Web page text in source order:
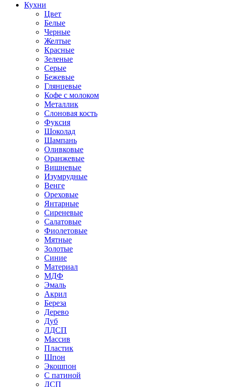
Кухни
Цвет
Белые
Черные
Желтые
Красные
Зеленые
Серые
Бежевые
Глянцевые
Кофе с молоком
Металлик
Слоновая кость
Фуксия
Шоколад
Шампань
Оливковые
Оранжевые
Вишневые
Изумрудные
Венге
Ореховые
Янтарные
Сиреневые
Салатовые
Фиолетовые
Мятные
Золотые
Синие
Материал
МДФ
Эмаль
Акрил
Береза
Дерево
Дуб
ЛДСП
Массив
Пластик
Шпон
Экошпон
С патиной
ДСП